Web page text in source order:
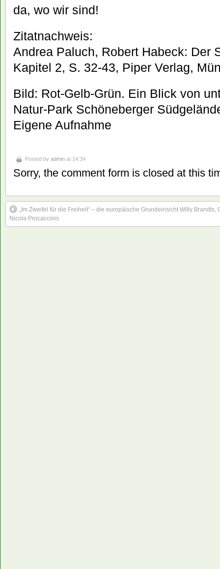
da, wo wir sind!
Zitatnachweis:
Andrea Paluch, Robert Habeck: Der
Kapitel 2, S. 32-43, Piper Verlag,
Bild: Rot-Gelb-Grün. Ein Blick von
Natur-Park Schöneberger
Eigene Aufnahme
Posted by admin at 14:34
Sorry, the comment form is closed at this
„Im Zweifel für die Freiheit“ – die europäische Grundeinsicht Willy Brandts,
Nicola Procaccinis